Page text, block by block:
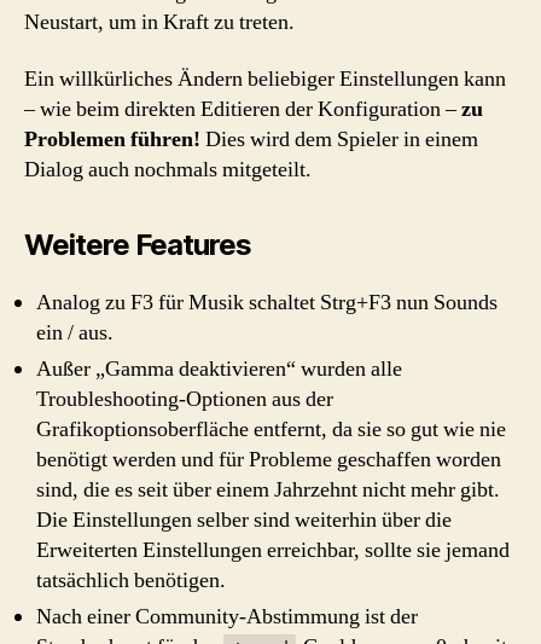
Neustart, um in Kraft zu treten.
Ein willkürliches Ändern beliebiger Einstellungen kann
– wie beim direkten Editieren der Konfiguration –zu
Problemen führen! Dies wird dem Spieler in einem
Dialog auch nochmals mitgeteilt.
Weitere Features
Analog zu F3 für Musik schaltet Strg+F3 nun Sounds
ein / aus.
Außer „Gamma deaktivieren“ wurden alle
Troubleshooting-Optionen aus der
Grafikoptionsoberfläche entfernt, da sie so gut wie nie
benötigt werden und für Probleme geschaffen worden
sind, die es seit über einem Jahrzehnt nicht mehr gibt.
Die Einstellungen selber sind weiterhin über die
Erweiterten Einstellungen erreichbar, sollte sie jemand
tatsächlich benötigen.
Nach einer Community-Abstimmung ist der